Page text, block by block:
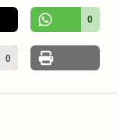
0
0